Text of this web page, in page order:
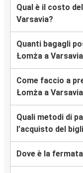
Qual è il costo
Varsavia?
Quanti bagagli
Łomża a
Come faccio a
Łomża a
Quali metodi di
l’acquisto del
Dove è la